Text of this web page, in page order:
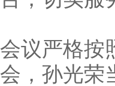
会议严格按
会，孙光荣